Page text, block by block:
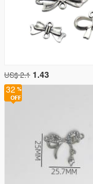
US$ 2.1 1.43
32